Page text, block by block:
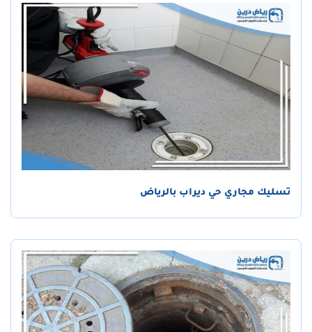
تسليك مجاري حي ديراب بالرياض